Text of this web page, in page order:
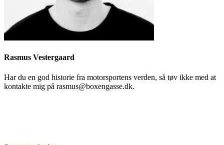
Rasmus Vestergaard
Har du en god historie fra motorsportens verden, så tøv ikke med at
kontakte mig på rasmus@boxengasse.dk.